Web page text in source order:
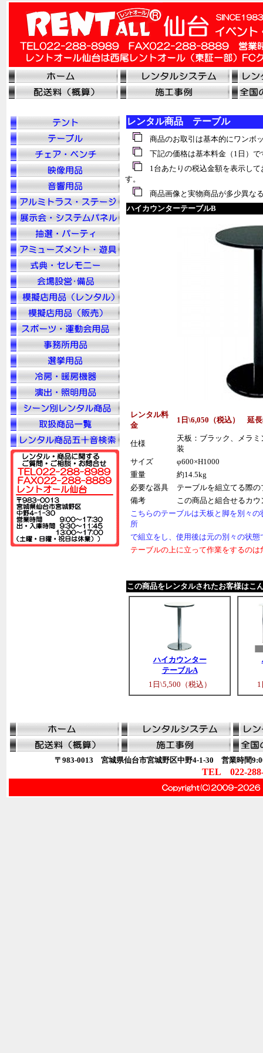
レンタル商品 テーブル
商品のお取引は基本的にワンボ
下記の価格は基本料金（1日）で
1台あたりの税込金額を表示して
す。
商品画像と実物商品が多少異な
ハイカウンターテーブルB
レンタル料
金
1日\6,050（税込） 延
仕様
天板：ブラック、メラ
装
サイズ
φ600×H1000
重量
約14.5kg
必要な器具
テーブルを組立てる際
備考
この商品と組合せるカ
こちらのテーブルは天板と脚を別々
所
で組立をし、使用後は元の別々の状
テーブルの上に立って作業をするの
この商品をレンタルされたお客様はこ
ハイカウンター
テーブルA
1日\5,500（税込）
〒983-0013 宮城県仙台市宮城野区中野4-1-30 営業時間
TEL 022-